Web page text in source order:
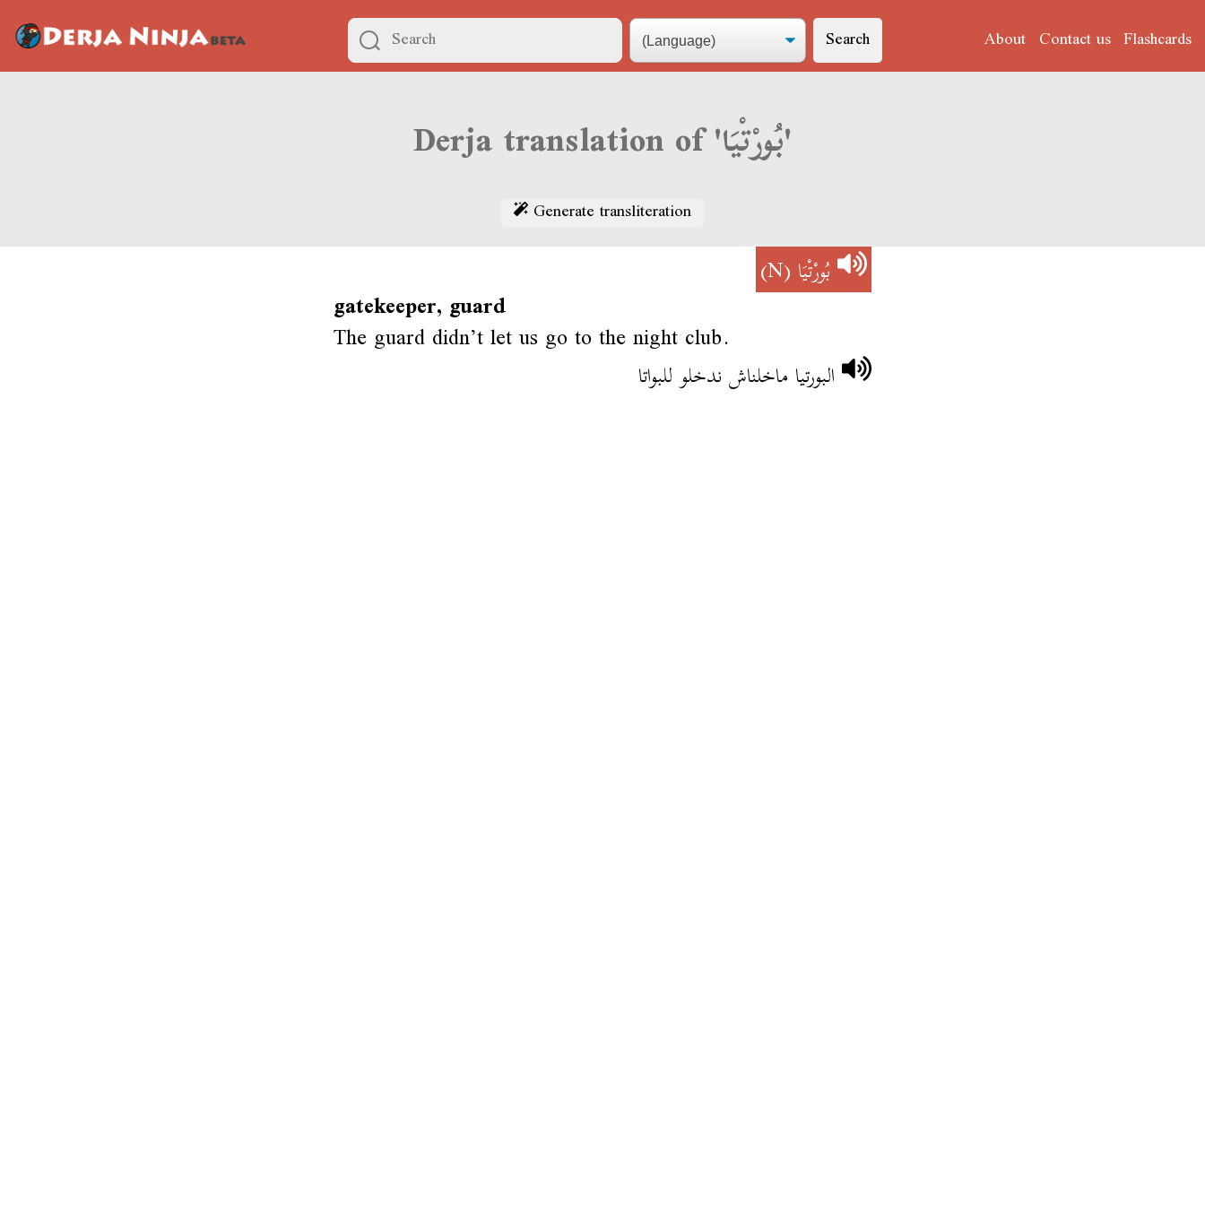
Search About Contact us Flashcards
Derja translation of 'بُورْتْيَا'
Generate transliteration
بُورْتْيَا(N)
gatekeeper, guard
The guard didn’t let us go to the night club.
البورتيا ماخلناش ندخلو للبواتا